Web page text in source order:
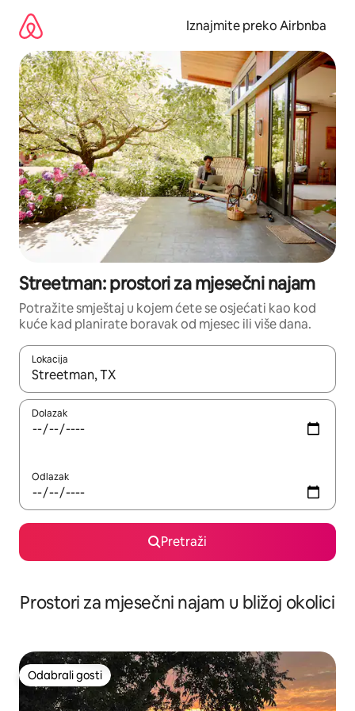
sadržaj
Iznajmite preko Airbnba
Streetman: prostori za mjesečni najam
Potražite smještaj u kojem ćete se osjećati kao kod
kuće kad planirate boravak od mjesec ili više dana.
Lokacija
Kada budu dostupni rezultati, moći ćete ih pregledati
Dolazak
Odlazak
Pretraži
Prostori za mjesečni najam u bližoj okolici
Odabrali gosti
Odabrali gosti